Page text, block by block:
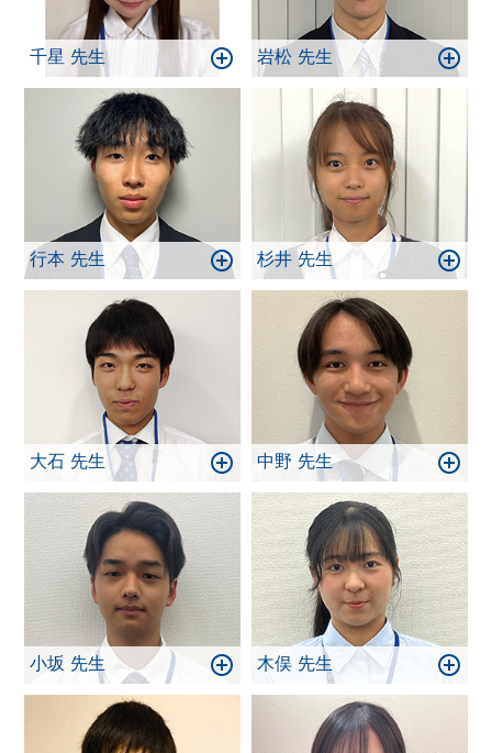
千星 先生 岩松 先生
行本 先生 杉井 先生
大石 先生 中野 先生
小坂 先生 木俣 先生